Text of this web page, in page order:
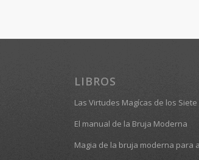
LIBROS
Las Virtudes Magícas de los
El manual de la Bruja Moderna
Magia de la bruja moderna para